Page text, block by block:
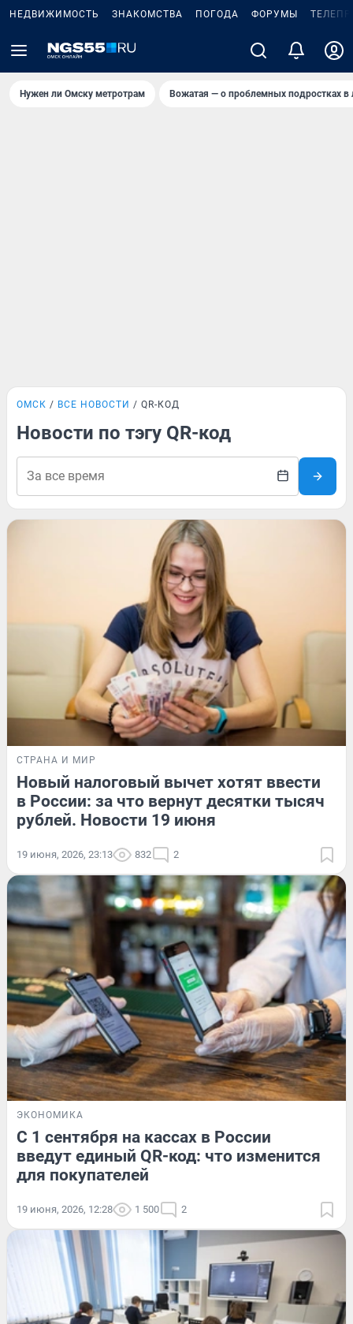
НЕДВИЖИМОСТЬ ЗНАКОМСТВА ПОГОДА ФОРУМЫ
Нужен ли Омску метротрам Вожатая — о проблемных подростках в
ОМСК ВСЕ НОВОСТИ QR-КОД
Новости по тэгу QR-код
СТРАНА И МИР
Новый налоговый вычет хотят ввести
в России: за что вернут десятки тысяч
рублей. Новости 19 июня
19 июня, 2026, 23:13 832 2
ЭКОНОМИКА
С 1 сентября на кассах в России
введут единый QR-код: что изменится
для покупателей
19 июня, 2026, 12:28 1 500 2